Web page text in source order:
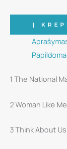
produkto
kiekis:
‎–
CD
Į
1 The National
2 Woman Like
3 Think About